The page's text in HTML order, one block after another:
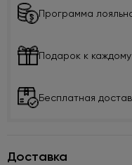
Программа
Подарок к каждому
Бесплатная
Доставка